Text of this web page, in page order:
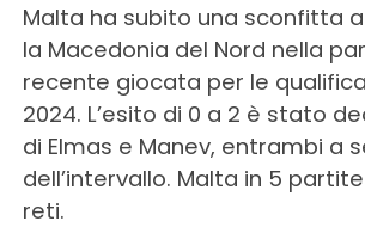
Malta ha subito una sconfitta
la Macedonia del Nord nella
recente giocata per le
2024. L’esito di 0 a 2 è stato
di Elmas e Manev, entrambi a
dell’intervallo. Malta in 5 partite
reti.